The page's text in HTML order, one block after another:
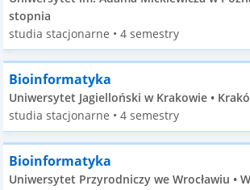
stopnia
studia stacjonarne • 4 semestry
Bioinformatyka
Uniwersytet Jagielloński w Krakowie •
studia stacjonarne • 4 semestry
Bioinformatyka
Uniwersytet Przyrodniczy we Wrocławiu •